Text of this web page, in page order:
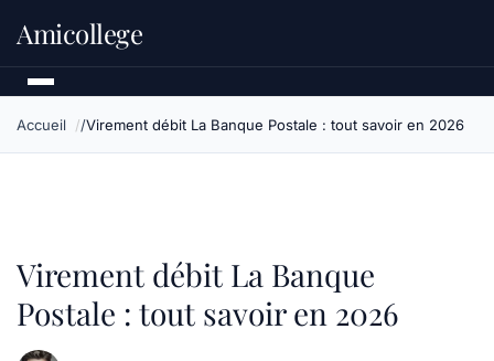
Amicollege
Accueil Virement débit La Banque Postale : tout savoir en 2026
Virement débit La Banque
Postale : tout savoir en 2026